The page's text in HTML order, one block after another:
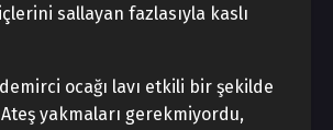
sallayan fazlasıyla kaslı
ocağı lavı etkili bir şekilde
yakmaları gerekmiyordu,